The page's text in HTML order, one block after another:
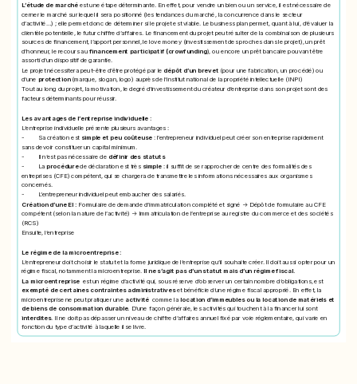
L’étude de marchéest une étape déterminante. En effet, pour vendre un bien ou un service, il est nécessaire de
cerner le marché sur lequel il sera positionné (les tendances du marché, la concurrence dans le secteur
d’activité…) ; elle permet donc de déterminer si le projet est viable. Le business plan permet, quant à lui, d’évaluer la
clientèle potentielle, le futur chiffre d’affaires. Le financement du projet peut résulter de la combinaison de plusieurs
sources de financement, l’apport personnel, le love money (investissement des proches dans le projet), un prêt
d’honneur, le recours au financement participatif (crowfunding), ou encore un prêt bancaire pouvant être
assorti d’un dispositif de garantie.
Le projet nécessitera peut-être d’être protégé par le dépôt d’un brevet(pour une fabrication, un procédé) ou
d’une protection(marque, slogan, logo) auprès de l’institut national de la propriété intellectuelle (INPI)
Tout au long du projet, la motivation, le degré d’investissement du créateur d’entreprise dans son projet sont des
facteurs déterminants pour réussir.
Les avantages de l’entreprise individuelle :
L’entreprise individuelle présente plusieurs avantages :
- Sa création est simple et peu coûteuse: l’entrepreneur individuel peut créer son entreprise rapidement
sans devoir constituer un capital minimum.
- Il n’est pas nécessaire de définir des statuts
- Laprocédurede déclaration est très simple : il suffit de se rapprocher de centre des formalités des
entreprises (CFE) compétent, qui se chargera de transmettre les informations nécessaires aux organismes
concernés.
- L’entrepreneur individuel peut embaucher des salariés.
Création d’une EI : Formulaire de demande d’immatriculation complété et signé -> Dépôt de formulaire au CFE
compétent (selon la nature de l’activité) -> Immatriculation de l’entreprise au registre du commerce et des sociétés
(RCS)
Ensuite, l’entreprise
Le régime de la microentreprise :
L’entrepreneur doit choisir le statut et la forme juridique de l’entreprise qu’il souhaite créer. Il doit aussi opter pour un
régime fiscal, notamment la microentreprise. Il ne s’agit pas d’un statut mais d’un régime fiscal.
La microentreprise est un régime d’activité qui, sous réserve d’observer un certain nombre d’obligations, est
exempté de certaines contraintes administrativeset bénéficie d’une régime fiscal approprié. En effet, la
microentreprise ne peut pratiquer une activité comme lalocation d’immeubles ou la location de matériels et
de biens de consommation durable. D’une façon générale, les activités qui touchent à la financer lui sont
interdites. Il ne doit pas dépasser un niveau de chiffre d’affaires annuel fixé par voie réglementaire, qui varie en
fonction du type d’activité à laquelle il se livre.